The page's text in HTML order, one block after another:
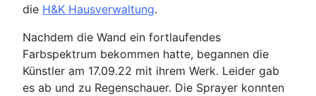
die H&K Hausverwaltung.
Nachdem die Wand ein fortlaufendes
Farbspektrum bekommen hatte, begannen die
Künstler am 17.09.22 mit ihrem Werk. Leider gab
es ab und zu Regenschauer. Die Sprayer konnten